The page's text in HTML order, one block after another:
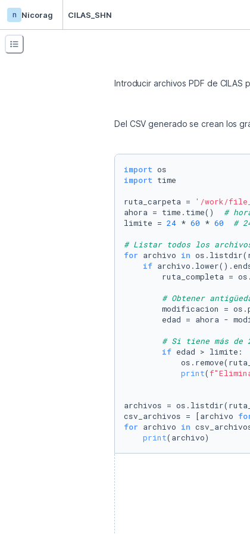
n Nicorag CILAS_SHN
Introducir archivos PDF de CILAS
Del CSV generado se crean los
import
import time
ruta_carpeta =
'/work/
ahora = time.time() #
limite = 24 * 60 * 60
#
# Listar todos los
for archivo in
if
ruta_completa =
# Obtener
modificacion =
edad = ahora -
# Si tiene más de
if edad > limite:
print(
archivos =
csv_archivos = [archivo
for archivo in
print(archivo)